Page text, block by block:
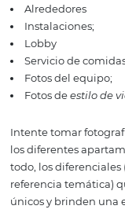
preguntarse:
manera de
revisar sitios
en su hotel y
que parece más,
gusten! También
evaluando el
que pueden
son requisitos de